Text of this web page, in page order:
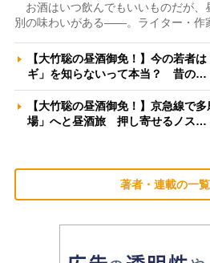
お酒はいつ飲んでもいいものだが、
別の味わいがある――。ライター・作
【大竹聡の昼酒御免！】今の若者
ギ」を知らないって本当？ 昔の…
【大竹聡の昼酒御免！】京急線で
場」へと昼酒旅 押し寄せるノス…
著者・連載の一